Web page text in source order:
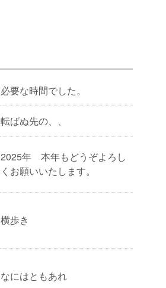
必要な時間でした。
転ばぬ先の、、
2025年 本年もどうぞよろし
くお願いいたします。
横歩き
なにはともあれ